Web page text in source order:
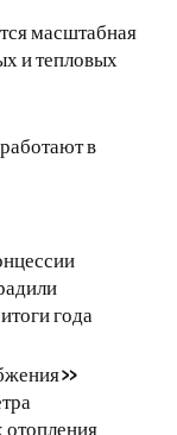
масштабная
и тепловых
в
года
отопления